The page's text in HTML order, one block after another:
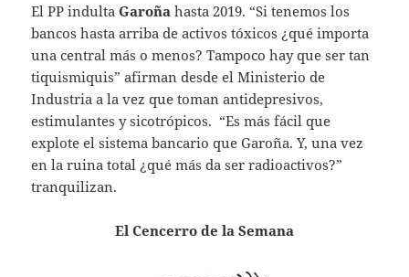
El PP indultaGaroña hasta 2019. “Si tenemos los
bancos hasta arriba de activos tóxicos ¿qué importa
una central más o menos? Tampoco hay que ser tan
tiquismiquis” afirman desde el Ministerio de
Industria a la vez que toman antidepresivos,
estimulantes y sicotrópicos. “Es más fácil que
explote el sistema bancario que Garoña. Y, una vez
en la ruina total ¿qué más da ser radioactivos?”
tranquilizan.
El Cencerro de la Semana